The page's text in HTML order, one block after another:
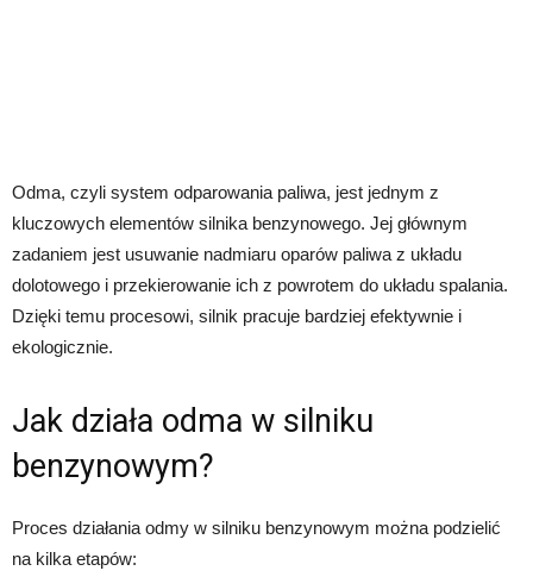
Odma, czyli system odparowania paliwa, jest jednym z
kluczowych elementów silnika benzynowego. Jej głównym
zadaniem jest usuwanie nadmiaru oparów paliwa z układu
dolotowego i przekierowanie ich z powrotem do układu spalania.
Dzięki temu procesowi, silnik pracuje bardziej efektywnie i
ekologicznie.
Jak działa odma w silniku
benzynowym?
Proces działania odmy w silniku benzynowym można podzielić
na kilka etapów: